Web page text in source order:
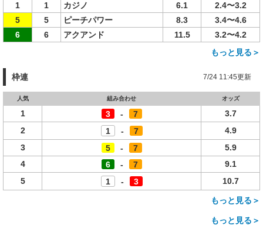
1
1 カジノ 6.1
2.4〜3.2
5
5 ピーチパワー 8.3
3.4〜4.6
6
6 アクアンド 11.5
3.2〜4.2
もっと見る＞
枠連 7/24 11:45更新
人気 組み合わせ オッズ
1 3 - 7
3.7
2
1 - 7
4.9
3
5 - 7
5.9
4
6 - 7
9.1
5
1 - 3 10.7
もっと見る＞
もっと見る＞